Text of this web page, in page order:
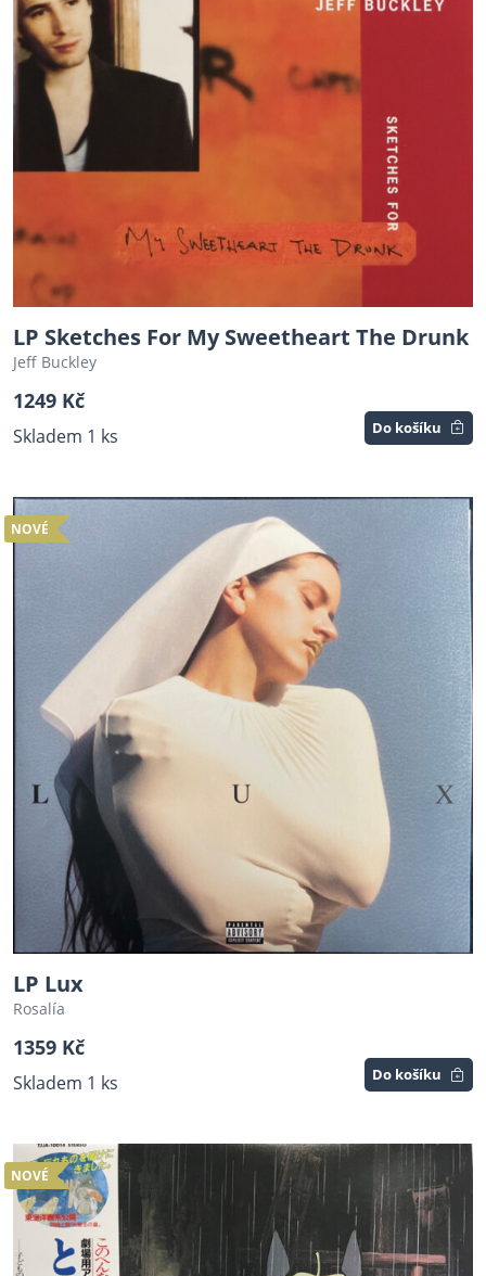
LP Sketches For My Sweetheart The Drunk
Jeff Buckley
1249 Kč
Skladem 1 ks Do košíku
NOVÉ
LP Lux
Rosalía
1359 Kč
Skladem 1 ks Do košíku
NOVÉ